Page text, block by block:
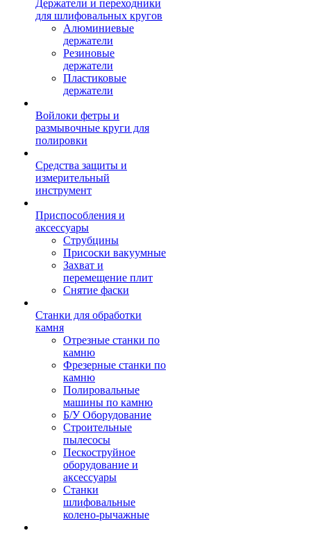
Держатели и переходники
для шлифовальных кругов
Алюминиевые
держатели
Резиновые
держатели
Пластиковые
держатели
Войлоки фетры и
размывочные круги для
полировки
Средства защиты и
измерительный
инструмент
Приспособления и
аксессуары
Струбцины
Присоски вакуумные
Захват и
перемещение плит
Снятие фаски
Станки для обработки
камня
Отрезные станки по
камню
Фрезерные станки по
камню
Полировальные
машины по камню
Б/У Оборудование
Строительные
пылесосы
Пескоструйное
оборудование и
аксессуары
Станки
шлифовальные
колено-рычажные